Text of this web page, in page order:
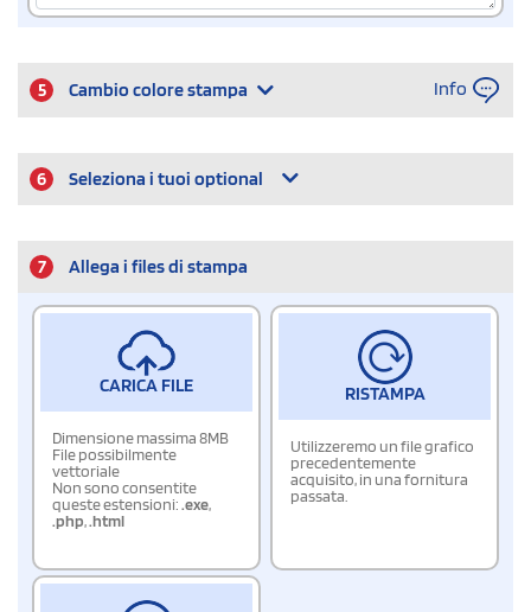
5 Cambio colore stampa Info
6 Seleziona i tuoi optional
7 Allega i files di stampa
CARICA FILE
Dimensione massima 8MB
File possibilmente
vettoriale
Non sono consentite
queste estensioni:.exe,
.php,.html
RISTAMPA
Utilizzeremo un file grafico
precedentemente
acquisito, in una fornitura
passata.